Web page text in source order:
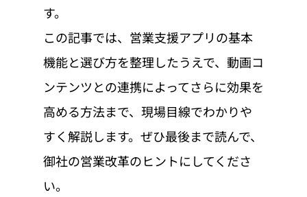
す。
この記事では、営業支援アプリの基本
機能と選び方を整理したうえで、動画コ
ンテンツとの連携によってさらに効果を
高める方法まで、現場目線でわかりや
すく解説します。ぜひ最後まで読んで、
御社の営業改革のヒントにしてくださ
い。